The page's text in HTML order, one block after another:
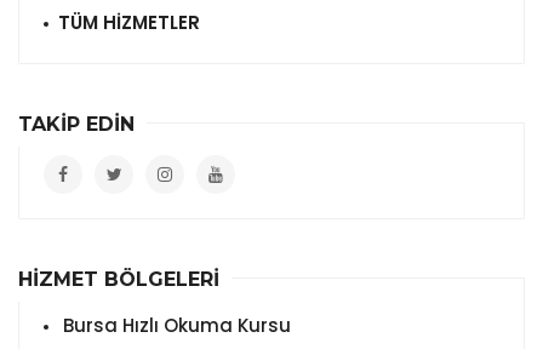
TÜM HİZMETLER
TAKİP EDİN
HİZMET BÖLGELERİ
Bursa Hızlı Okuma Kursu